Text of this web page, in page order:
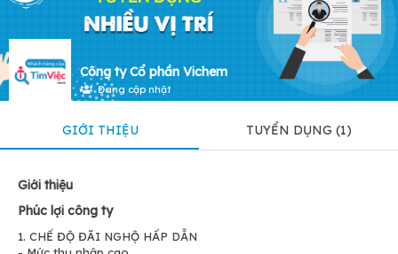
Công ty Cổ phần Vichem
Đang cập nhật
GIỚI THIỆU TUYỂN DỤNG (1)
Giới thiệu
Phúc lợi công ty
1. CHẾ ĐỘ ĐÃI NGHỘ HẤP DẪN